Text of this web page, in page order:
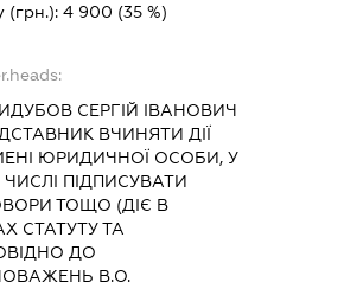
(грн.): 4 900 (35 %)
СЕРГІЙ ІВАНОВИЧ
ВЧИНЯТИ ДІЇ
ЮРИДИЧНОЇ ОСОБИ, У
ПІДПИСУВАТИ
ТОЩО (ДІЄ В
СТАТУТУ ТА
ДО
В.О.